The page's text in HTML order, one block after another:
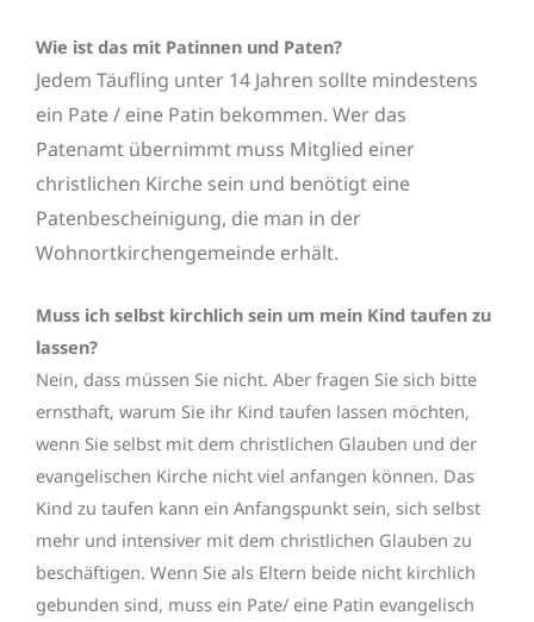
Wie ist das mit Patinnen und Paten?
Jedem Täufling unter 14 Jahren sollte mindestens
ein Pate / eine Patin bekommen. Wer das
Patenamt übernimmt muss Mitglied einer
christlichen Kirche sein und benötigt eine
Patenbescheinigung, die man in der
Wohnortkirchengemeinde erhält.
Muss ich selbst kirchlich sein um mein Kind taufen zu
lassen?
Nein, dass müssen Sie nicht. Aber fragen Sie sich bitte
ernsthaft, warum Sie ihr Kind taufen lassen möchten,
wenn Sie selbst mit dem christlichen Glauben und der
evangelischen Kirche nicht viel anfangen können. Das
Kind zu taufen kann ein Anfangspunkt sein, sich selbst
mehr und intensiver mit dem christlichen Glauben zu
beschäftigen. Wenn Sie als Eltern beide nicht kirchlich
gebunden sind, muss ein Pate/ eine Patin evangelisch